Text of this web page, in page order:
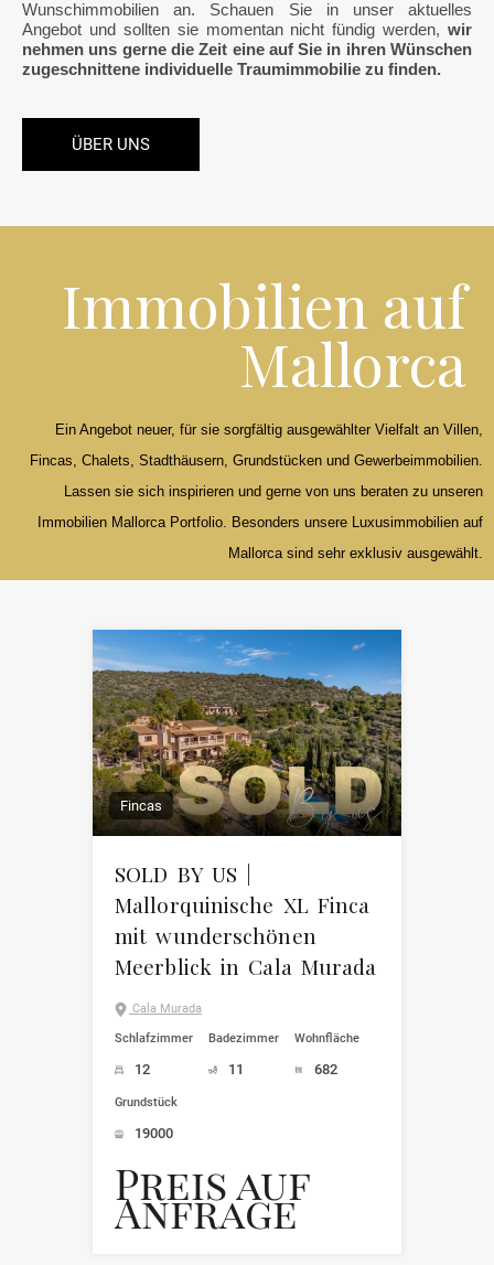
Wunschimmobilien an. Schauen Sie in unser aktuelles
Angebot und sollten sie momentan nicht fündig werden, wir
nehmen uns gerne die Zeit eine auf Sie in ihren Wünschen
zugeschnittene individuelle Traumimmobilie zu finden.
ÜBER UNS
Immobilien auf
Mallorca
Ein Angebot neuer, für sie sorgfältig ausgewählter Vielfalt an Villen,
Fincas, Chalets, Stadthäusern, Grundstücken und Gewerbeimmobilien.
Lassen sie sich inspirieren und gerne von uns beraten zu unseren
Immobilien Mallorca Portfolio. Besonders unsere Luxusimmobilien auf
Mallorca sind sehr exklusiv ausgewählt.
Fincas
SOLD BY US |
Mallorquinische XL Finca
mit wunderschönen
Meerblick in Cala Murada
Cala Murada
Schlafzimmer
12
Badezimmer
11
Wohnfläche
682
Grundstück
19000
Preis auf
Anfrage